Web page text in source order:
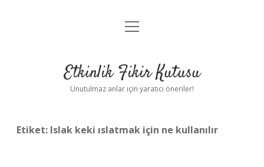
Anasayfa
Yasal Uyarı
menüyü
Etkinlik Fikir Kutusu
Unutulmaz anlar için yaratıcı öneriler!
Etiket: Islak keki ıslatmak için ne kullanılır